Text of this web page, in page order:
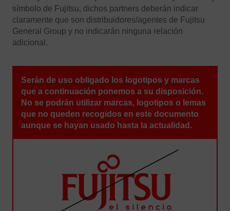
símbolo de Fujitsu, dichos partners deberán indicar
claramente que son distribuidores/agentes de Fujitsu
General Group y no indicarán ninguna relación
adicional.
Serán de uso obligado los logotipos y marcas
que a continuación ponemos a su disposición.
No se podrán utilizar marcas, logotipos o lemas
que no queden recogidos en este documento
aunque se hayan usado hasta la actualidad.